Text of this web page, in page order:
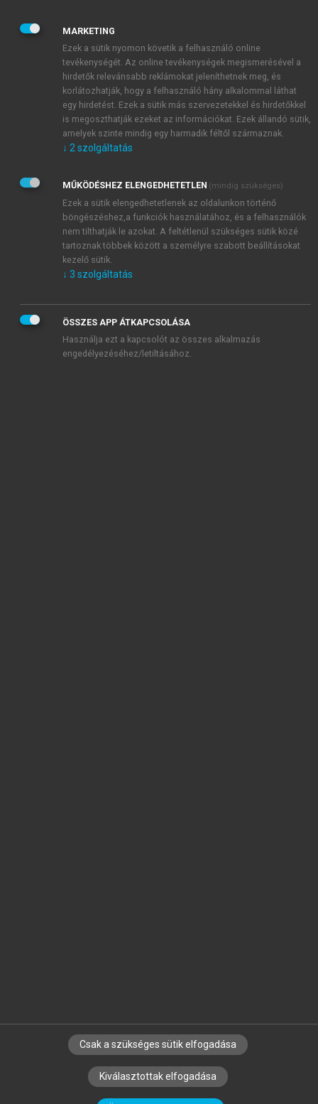
JELSZÓ
JELSZÓ ÚJRA
Kérek értesítést a MeRSZ újdonságairól, akcióiról.
Kérek értesítést az Akadémiai Kiadó Zrt. újdonságairól,
Adatkezelési tájékoztatóbanfoglaltakat tudomásul
veszem és elfogadom.
Általános vásárlási feltételeket, valamint a szotar.netés a
mersz.huoldalak licencszerződéseiben foglaltakat
tudomásul veszem és elfogadom.
KIPRÓBÁLOM
SZERZŐKNEK CÉGEKNEK KÖNYVTÁROSOKNAK
SZERKESZTÉSI ÉS LEKTORÁLÁSI ALAPELVEK
MARKETING
Ezek a sütik nyomon követik a felhasználó online
tevékenységét. Az online tevékenységek megismerésével a
hirdetők relevánsabb reklámokat jeleníthetnek meg, és
korlátozhatják, hogy a felhasználó hány alkalommal láthat
egy hirdetést. Ezek a sütik más szervezetekkel és hirdetőkkel
is megoszthatják ezeket az információkat. Ezek állandó sütik,
amelyek szinte mindig egy harmadik féltől származnak.
↓ 2 szolgáltatás
MŰKÖDÉSHEZ ELENGEDHETETLEN (mindig szükséges)
Ezek a sütik elengedhetetlenek az oldalunkon történő
böngészéshez,a funkciók használatához, és a felhasználók
nem tilthatják le azokat. A feltétlenül szükséges sütik közé
tartoznak többek között a személyre szabott beállításokat
kezelő sütik.
↓ 3 szolgáltatás
ÖSSZES APP ÁTKAPCSOLÁSA
Használja ezt a kapcsolót az összes alkalmazás
engedélyezéséhez/letiltásához.
Csak a szükséges sütik elfogadása
Kiválasztottak elfogadása